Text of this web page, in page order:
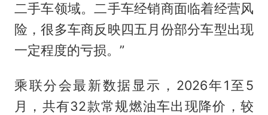
二手车领域。二手车经销商面临着经营风
险，很多车商反映四五月份部分车型出现
一定程度的亏损。”
乘联分会最新数据显示，2026年1至5
月，共有32款常规燃油车出现降价，较